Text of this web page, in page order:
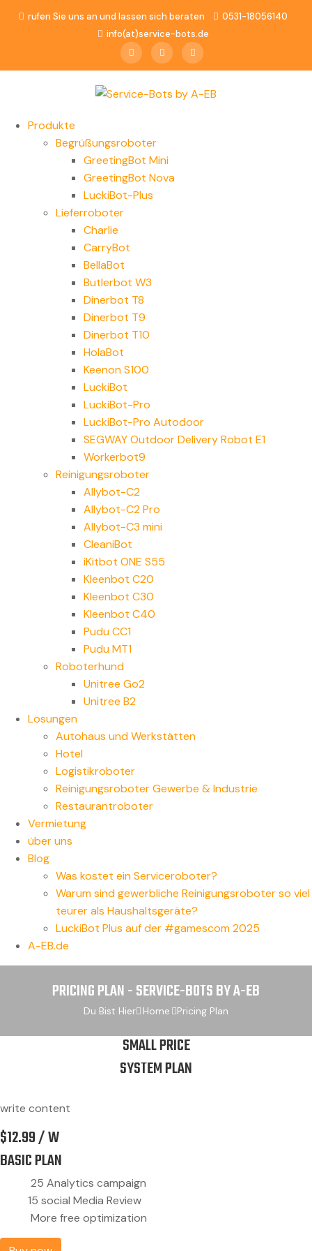
rufen Sie uns an und lassen sich beraten
0531-18056140
info(at)service-bots.de
Produkte
Begrüßungsroboter
GreetingBot Mini
GreetingBot Nova
LuckiBot-Plus
Lieferroboter
Charlie
CarryBot
BellaBot
Butlerbot W3
Dinerbot T8
Dinerbot T9
Dinerbot T10
HolaBot
Keenon S100
LuckiBot
LuckiBot-Pro
LuckiBot-Pro Autodoor
SEGWAY Outdoor Delivery Robot E1
Workerbot9
Reinigungsroboter
Allybot-C2
Allybot-C2 Pro
Allybot-C3 mini
CleaniBot
iKitbot ONE S55
Kleenbot C20
Kleenbot C30
Kleenbot C40
Pudu CC1
Pudu MT1
Roboterhund
Unitree Go2
Unitree B2
Lösungen
Autohaus und Werkstätten
Hotel
Logistikroboter
Reinigungsroboter Gewerbe & Industrie
Restaurantroboter
Vermietung
über uns
Blog
Was kostet ein Serviceroboter?
Warum sind gewerbliche Reinigungsroboter so viel
teurer als Haushaltsgeräte?
LuckiBot Plus auf der #gamescom 2025
A-EB.de
PRICING PLAN - SERVICE-BOTS BY A-EB
Du Bist Hier Home Pricing Plan
SMALL PRICE
SYSTEM PLAN
write content
$12.99/ W
BASIC PLAN
25 Analytics campaign
15 social Media Review
More free optimization